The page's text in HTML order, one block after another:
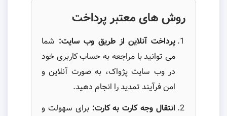
روش های معتبر پرداخت
پرداخت آنلاین از طریق وب سایت: شما
می توانید با مراجعه به حساب کاربری خود
در وب سایت پژواک، به صورت آنلاین و
امن فرآیند تمدید را انجام دهید.
انتقال وجه کارت به کارت: برای سهولت و